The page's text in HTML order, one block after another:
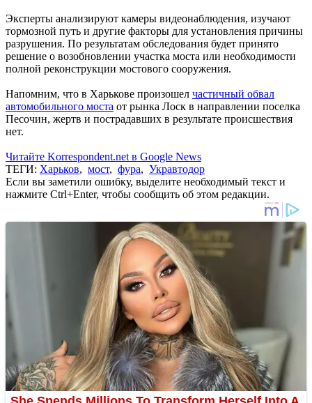
Эксперты анализируют камеры видеонаблюдения, изучают
тормозной путь и другие факторы для установления причины
разрушения. По результатам обследования будет принято
решение о возобновлении участка моста или необходимости
полной реконструкции мостового сооружения.
Напомним, что в Харькове произошел частичный обвал
автомобильного моста от рынка Лоск в направлении поселка
Песочин, жертв и пострадавших в результате происшествия
нет.
Читайте Korrespondent.net в Google News
ТЕГИ: Харьков, мост, фура, Укравтодор
Если вы заметили ошибку, выделите необходимый текст и
нажмите Ctrl+Enter, чтобы сообщить об этом редакции.